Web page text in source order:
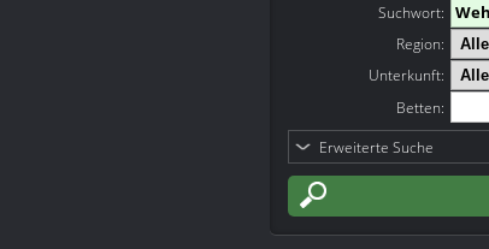
Suchwort:
Region:
Unterkunft:
Betten:
Erweiterte Suche